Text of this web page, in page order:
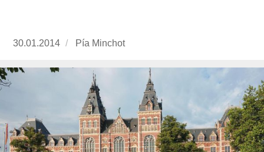
Publicado
30.01.2014 https://www.experimenta.es/author/pia/
Pía Minchot